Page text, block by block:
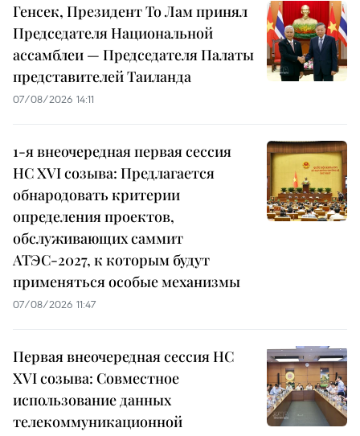
Генсек, Президент То Лам принял
Председателя Национальной
ассамблеи — Председателя Палаты
представителей Таиланда
07/08/2026 14:11
1-я внеочередная первая сессия
НС XVI созыва: Предлагается
обнародовать критерии
определения проектов,
обслуживающих саммит
АТЭС-2027, к которым будут
применяться особые механизмы
07/08/2026 11:47
Первая внеочередная сессия НС
XVI созыва: Совместное
использование данных
телекоммуникационной